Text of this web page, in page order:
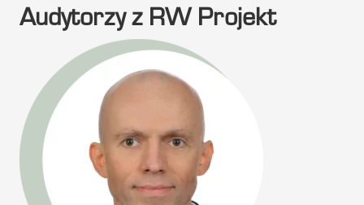
Audytorzy z RW Projekt